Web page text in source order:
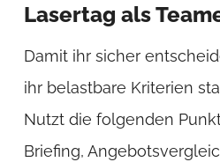
Lasertag als
Damit ihr sicher
ihr belastbare Kriterien
Nutzt die folgenden
Briefing,